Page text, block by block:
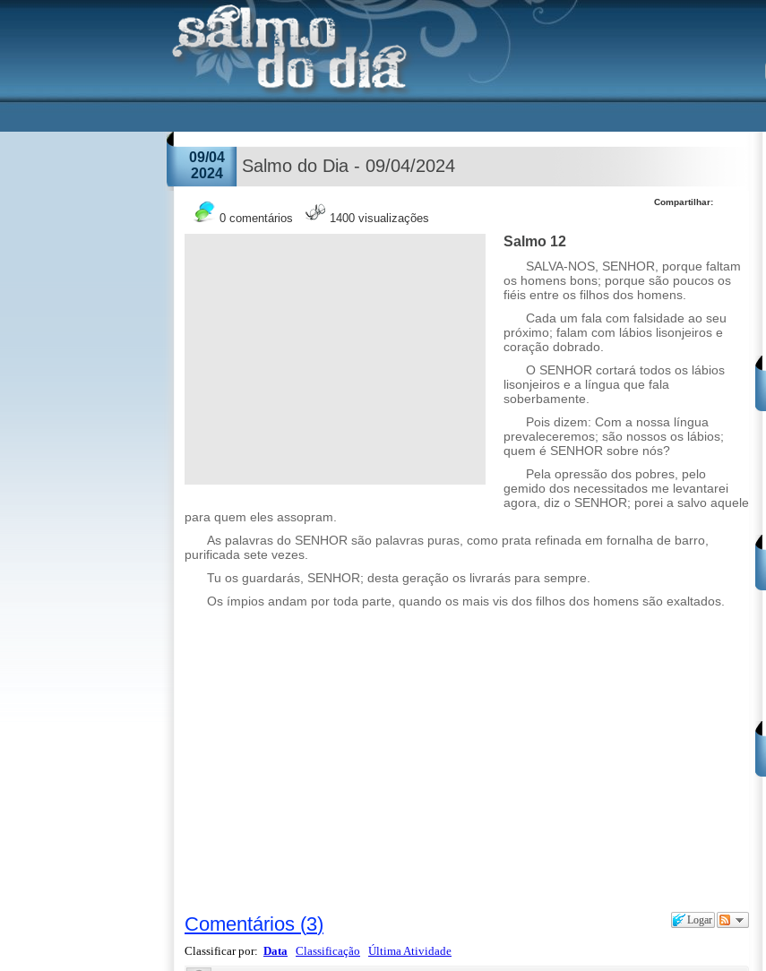
09/04
2024
Salmo do Dia - 09/04/2024
0 comentários 1400 visualizações
Compartilhar:
Salmo 12
SALVA-NOS, SENHOR, porque faltam
os homens bons; porque são poucos os
fiéis entre os filhos dos homens.
Cada um fala com falsidade ao seu
próximo; falam com lábios lisonjeiros e
coração dobrado.
O SENHOR cortará todos os lábios
lisonjeiros e a língua que fala
soberbamente.
Pois dizem: Com a nossa língua
prevaleceremos; são nossos os lábios;
quem é SENHOR sobre nós?
Pela opressão dos pobres, pelo
gemido dos necessitados me levantarei
agora, diz o SENHOR; porei a salvo aquele
para quem eles assopram.
As palavras do SENHOR são palavras puras, como prata refinada em fornalha de barro,
purificada sete vezes.
Tu os guardarás, SENHOR; desta geração os livrarás para sempre.
Os ímpios andam por toda parte, quando os mais vis dos filhos dos homens são exaltados.
Logar
Comentários (3)
Classificar por: Data Classificação Última Atividade